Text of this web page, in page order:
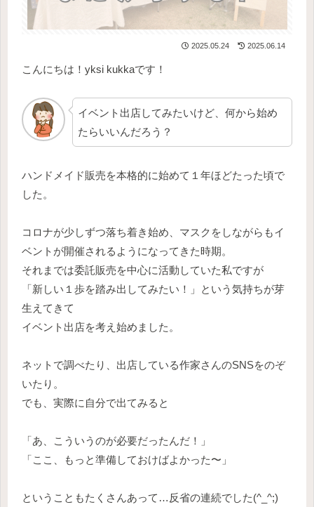
2025.05.24 2025.06.14
こんにちは！yksi kukkaです！
イベント出店してみたいけど、何から始め
たらいいんだろう？
ハンドメイド販売を本格的に始めて１年ほどたった頃で
した。
コロナが少しずつ落ち着き始め、マスクをしながらもイ
ベントが開催されるようになってきた時期。
それまでは委託販売を中心に活動していた私ですが
「新しい１歩を踏み出してみたい！」という気持ちが芽
生えてきて
イベント出店を考え始めました。
ネットで調べたり、出店している作家さんのSNSをのぞ
いたり。
でも、実際に自分で出てみると
「あ、こういうのが必要だったんだ！」
「ここ、もっと準備しておけばよかった〜」
ということもたくさんあって…反省の連続でした(^_^;)